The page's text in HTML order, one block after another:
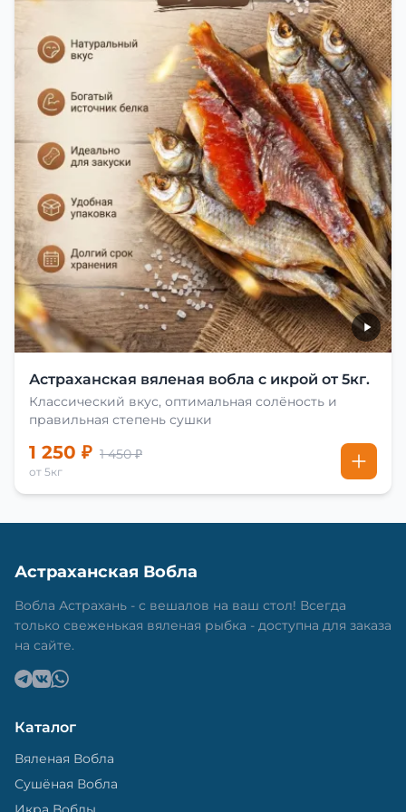
Астраханская вяленая вобла с икрой от 5кг.
Классический вкус, оптимальная солёность и
правильная степень сушки
1 250 ₽ 1 450 ₽
от 5кг
Астраханская Вобла
Вобла Астрахань - с вешалов на ваш стол! Всегда
только свеженькая вяленая рыбка - доступна для заказа
на сайте.
Каталог
Вяленая Вобла
Сушёная Вобла